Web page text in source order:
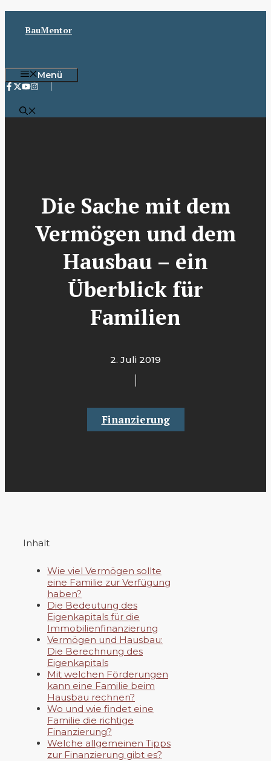
InhaltBauMentor
Menü
Die Sache mit dem
Vermögen und dem
Hausbau – ein
Überblick für
Familien
2. Juli 2019
Finanzierung
Inhalt
Wie viel Vermögen sollte
eine Familie zur Verfügung
haben?
Die Bedeutung des
Eigenkapitals für die
Immobilienfinanzierung
Vermögen und Hausbau:
Die Berechnung des
Eigenkapitals
Mit welchen Förderungen
kann eine Familie beim
Hausbau rechnen?
Wo und wie findet eine
Familie die richtige
Finanzierung?
Welche allgemeinen Tipps
zur Finanzierung gibt es?